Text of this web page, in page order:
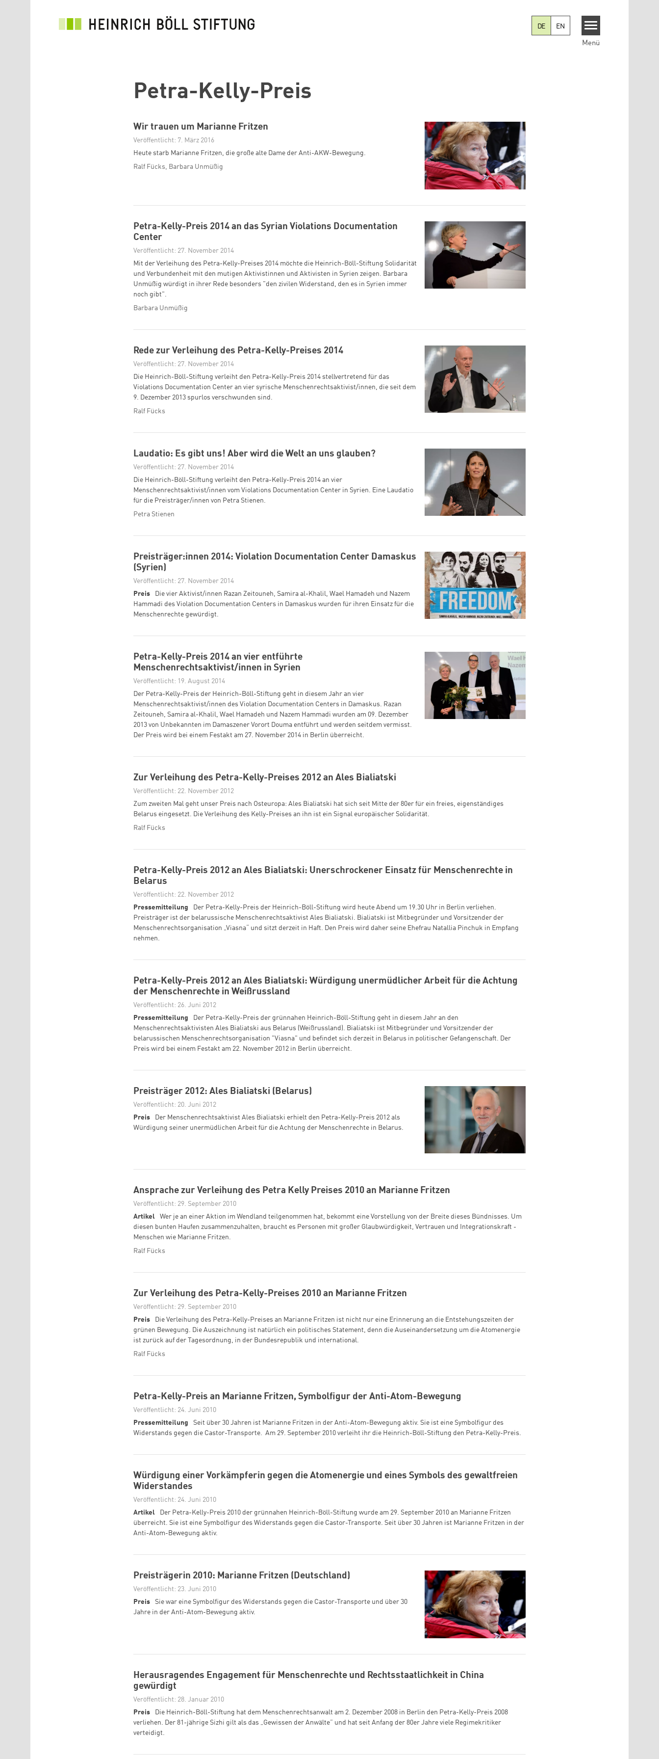
DE EN
Menü
Petra-Kelly-Preis
Wir trauen um Marianne Fritzen
Veröffentlicht: 7. März 2016
Heute starb Marianne Fritzen, die große alte Dame der Anti-AKW-Bewegung.
Ralf Fücks, Barbara Unmüßig
Petra-Kelly-Preis 2014 an das Syrian Violations Documentation
Center
Veröffentlicht: 27. November 2014
Mit der Verleihung des Petra-Kelly-Preises 2014 möchte die Heinrich-Böll-Stiftung Solidarität
und Verbundenheit mit den mutigen Aktivistinnen und Aktivisten in Syrien zeigen. Barbara
Unmüßig würdigt in ihrer Rede besonders "den zivilen Widerstand, den es in Syrien immer
noch gibt".
Barbara Unmüßig
Rede zur Verleihung des Petra-Kelly-Preises 2014
Veröffentlicht: 27. November 2014
Die Heinrich-Böll-Stiftung verleiht den Petra-Kelly-Preis 2014 stellvertretend für das
Violations Documentation Center an vier syrische Menschenrechtsaktivist/innen, die seit dem
9. Dezember 2013 spurlos verschwunden sind.
Ralf Fücks
Laudatio: Es gibt uns! Aber wird die Welt an uns glauben?
Veröffentlicht: 27. November 2014
Die Heinrich-Böll-Stiftung verleiht den Petra-Kelly-Preis 2014 an vier
Menschenrechtsaktivist/innen vom Violations Documentation Center in Syrien. Eine Laudatio
für die Preisträger/innen von Petra Stienen.
Petra Stienen
Preisträger:innen 2014: Violation Documentation Center Damaskus
(Syrien)
Veröffentlicht: 27. November 2014
Preis
Die vier Aktivist/innen Razan Zeitouneh, Samira al-Khalil, Wael Hamadeh und Nazem
Hammadi des Violation Documentation Centers in Damaskus wurden für ihren Einsatz für die
Menschenrechte gewürdigt.
Petra-Kelly-Preis 2014 an vier entführte
Menschenrechtsaktivist/innen in Syrien
Veröffentlicht: 19. August 2014
Der Petra-Kelly-Preis der Heinrich-Böll-Stiftung geht in diesem Jahr an vier
Menschenrechtsaktivist/innen des Violation Documentation Centers in Damaskus. Razan
Zeitouneh, Samira al-Khalil, Wael Hamadeh und Nazem Hammadi wurden am 09. Dezember
2013 von Unbekannten im Damaszener Vorort Douma entführt und werden seitdem vermisst.
Der Preis wird bei einem Festakt am 27. November 2014 in Berlin überreicht.
Zur Verleihung des Petra-Kelly-Preises 2012 an Ales Bialiatski
Veröffentlicht: 22. November 2012
Zum zweiten Mal geht unser Preis nach Osteuropa: Ales Bialiatski hat sich seit Mitte der 80er für ein freies, eigenständiges
Belarus eingesetzt. Die Verleihung des Kelly-Preises an ihn ist ein Signal europäischer Solidarität.
Ralf Fücks
Petra-Kelly-Preis 2012 an Ales Bialiatski: Unerschrockener Einsatz für Menschenrechte in
Belarus
Veröffentlicht: 22. November 2012
Pressemitteilung
Der Petra-Kelly-Preis der Heinrich-Böll-Stiftung wird heute Abend um 19.30 Uhr in Berlin verliehen.
Preisträger ist der belarussische Menschenrechtsaktivist Ales Bialiatski. Bialiatski ist Mitbegründer und Vorsitzender der
Menschenrechtsorganisation „Viasna“ und sitzt derzeit in Haft. Den Preis wird daher seine Ehefrau Natallia Pinchuk in Empfang
nehmen.
Petra-Kelly-Preis 2012 an Ales Bialiatski: Würdigung unermüdlicher Arbeit für die Achtung
der Menschenrechte in Weißrussland
Veröffentlicht: 26. Juni 2012
Pressemitteilung
Der Petra-Kelly-Preis der grünnahen Heinrich-Böll-Stiftung geht in diesem Jahr an den
Menschenrechtsaktivisten Ales Bialiatski aus Belarus (Weißrussland). Bialiatski ist Mitbegründer und Vorsitzender der
belarussischen Menschenrechtsorganisation "Viasna" und befindet sich derzeit in Belarus in politischer Gefangenschaft. Der
Preis wird bei einem Festakt am 22. November 2012 in Berlin überreicht.
Preisträger 2012: Ales Bialiatski (Belarus)
Veröffentlicht: 20. Juni 2012
Preis
Der Menschenrechtsaktivist Ales Bialiatski erhielt den Petra-Kelly-Preis 2012 als
Würdigung seiner unermüdlichen Arbeit für die Achtung der Menschenrechte in Belarus.
Ansprache zur Verleihung des Petra Kelly Preises 2010 an Marianne Fritzen
Veröffentlicht: 29. September 2010
Artikel
Wer je an einer Aktion im Wendland teilgenommen hat, bekommt eine Vorstellung von der Breite dieses Bündnisses. Um
diesen bunten Haufen zusammenzuhalten, braucht es Personen mit großer Glaubwürdigkeit, Vertrauen und Integrationskraft -
Menschen wie Marianne Fritzen.
Ralf Fücks
Zur Verleihung des Petra-Kelly-Preises 2010 an Marianne Fritzen
Veröffentlicht: 29. September 2010
Preis
Die Verleihung des Petra-Kelly-Preises an Marianne Fritzen ist nicht nur eine Erinnerung an die Entstehungszeiten der
grünen Bewegung. Die Auszeichnung ist natürlich ein politisches Statement, denn die Auseinandersetzung um die Atomenergie
ist zurück auf der Tagesordnung, in der Bundesrepublik und international.
Ralf Fücks
Petra-Kelly-Preis an Marianne Fritzen, Symbolfigur der Anti-Atom-Bewegung
Veröffentlicht: 24. Juni 2010
Pressemitteilung
Seit über 30 Jahren ist Marianne Fritzen in der Anti-Atom-Bewegung aktiv. Sie ist eine Symbolfigur des
Widerstands gegen die Castor-Transporte. Am 29. September 2010 verleiht ihr die Heinrich-Böll-Stiftung den Petra-Kelly-Preis.
Würdigung einer Vorkämpferin gegen die Atomenergie und eines Symbols des gewaltfreien
Widerstandes
Veröffentlicht: 24. Juni 2010
Artikel
Der Petra-Kelly-Preis 2010 der grünnahen Heinrich-Böll-Stiftung wurde am 29. September 2010 an Marianne Fritzen
überreicht. Sie ist eine Symbolfigur des Widerstands gegen die Castor-Transporte. Seit über 30 Jahren ist Marianne Fritzen in der
Anti-Atom-Bewegung aktiv.
Preisträgerin 2010: Marianne Fritzen (Deutschland)
Veröffentlicht: 23. Juni 2010
Preis
Sie war eine Symbolfigur des Widerstands gegen die Castor-Transporte und über 30
Jahre in der Anti-Atom-Bewegung aktiv.
Herausragendes Engagement für Menschenrechte und Rechtsstaatlichkeit in China
gewürdigt
Veröffentlicht: 28. Januar 2010
Preis
Die Heinrich-Böll-Stiftung hat dem Menschenrechtsanwalt am 2. Dezember 2008 in Berlin den Petra-Kelly-Preis 2008
verliehen. Der 81-jährige Sizhi gilt als das „Gewissen der Anwälte” und hat seit Anfang der 80er Jahre viele Regimekritiker
verteidigt.
Zum Warenkorb hinzugefügt: